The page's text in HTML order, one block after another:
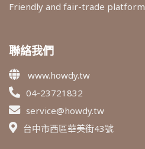
Friendly and fair-trade platform
聯絡我們
www.howdy.tw
04-23721832
service@howdy.tw
台中市西區華美街43號